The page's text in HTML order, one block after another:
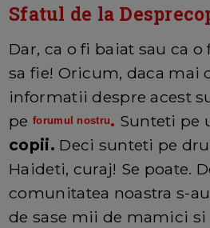
Sfatul de la
Dar, ca o fi baiat sau ca o
sa fie! Oricum, daca mai
informatii despre acest
peforumul nostru. Sunteti pe
copii. Deci sunteti pe
Haideti, curaj! Se poate.
comunitatea noastra s-
de sase mii de mamici